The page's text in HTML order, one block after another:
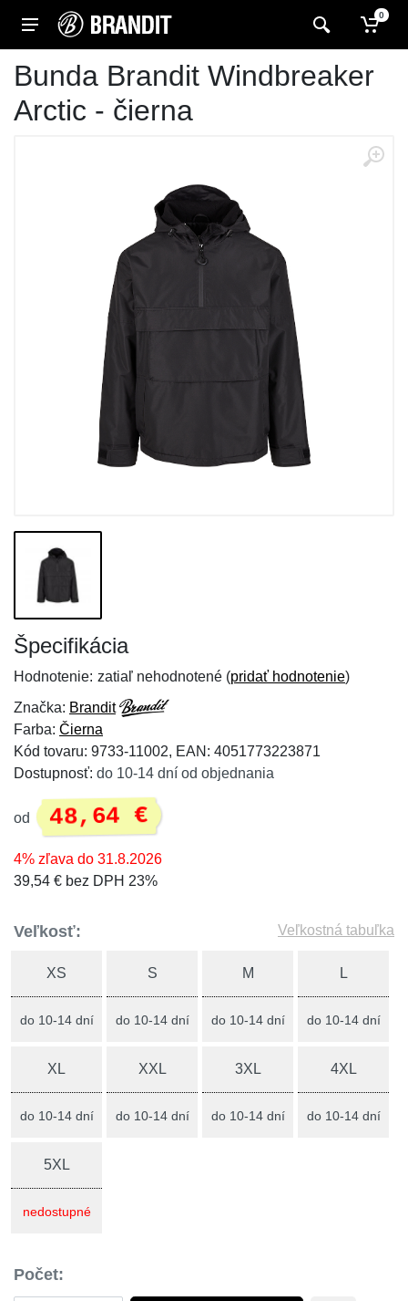
0
Bunda Brandit Windbreaker
Arctic - čierna
Špecifikácia
Hodnotenie: zatiaľ nehodnotené (pridať hodnotenie)
Značka: Brandit
Farba: Čierna
Kód tovaru: 9733-11002, EAN: 4051773223871
Dostupnosť: do 10-14 dní od objednania
od 48,64 €
4% zľava do 31.8.2026
39,54 € bez DPH 23%
Veľkosť: Veľkostná tabuľka
XS
do 10-14 dní
S
do 10-14 dní
M
do 10-14 dní
L
do 10-14 dní
XL
do 10-14 dní
XXL
do 10-14 dní
3XL
do 10-14 dní
4XL
do 10-14 dní
5XL
nedostupné
Počet: